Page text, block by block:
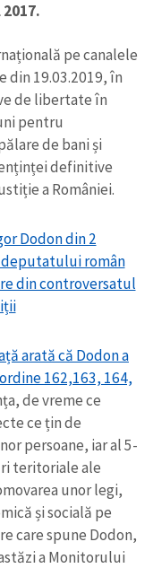
pe canalele
din 19.03.2019, în
de libertate în
pentru
de bani și
definitive
a României.
Dodon din 2
deputatului român
din controversatul
arată că Dodon a
162,163, 164,
de vreme ce
ce țin de
persoane, iar al 5-
teritoriale ale
unor legi,
și socială pe
care spune Dodon,
a Monitorului